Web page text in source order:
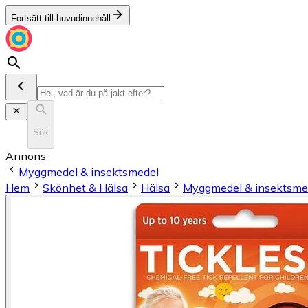
Fortsätt till huvudinnehåll
Sök
Annons
Myggmedel & insektsmedel
Hem
Skönhet & Hälsa Hälsa Myggmedel &